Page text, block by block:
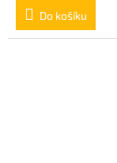
Do košíku